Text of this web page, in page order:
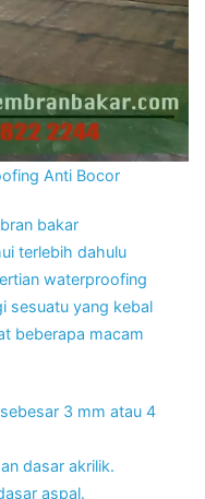
Anti Bocor
bakar
terlebih dahulu
waterproofing
sesuatu yang kebal
beberapa macam
3 mm atau 4
dasar akrilik.
aspal.